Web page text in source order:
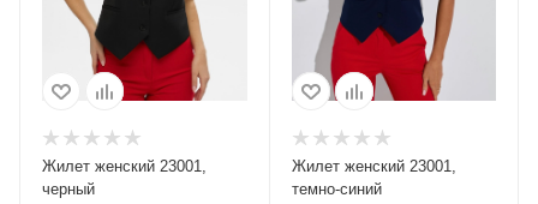
Жилет женский 23001,
черный
Жилет женский 23001,
темно-синий